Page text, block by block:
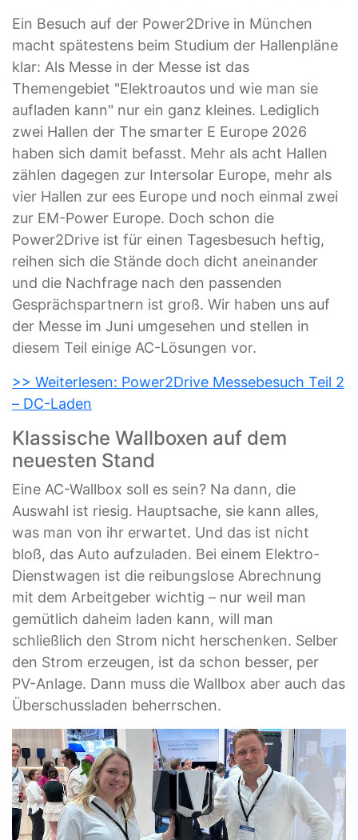
Ein Besuch auf der Power2Drive in München
macht spätestens beim Studium der Hallenpläne
klar: Als Messe in der Messe ist das
Themengebiet "Elektroautos und wie man sie
aufladen kann" nur ein ganz kleines. Lediglich
zwei Hallen der The smarter E Europe 2026
haben sich damit befasst. Mehr als acht Hallen
zählen dagegen zur Intersolar Europe, mehr als
vier Hallen zur ees Europe und noch einmal zwei
zur EM-Power Europe. Doch schon die
Power2Drive ist für einen Tagesbesuch heftig,
reihen sich die Stände doch dicht aneinander
und die Nachfrage nach den passenden
Gesprächspartnern ist groß. Wir haben uns auf
der Messe im Juni umgesehen und stellen in
diesem Teil einige AC-Lösungen vor.
>> Weiterlesen: Power2Drive Messebesuch Teil 2
– DC-Laden
Klassische Wallboxen auf dem
neuesten Stand
Eine AC-Wallbox soll es sein? Na dann, die
Auswahl ist riesig. Hauptsache, sie kann alles,
was man von ihr erwartet. Und das ist nicht
bloß, das Auto aufzuladen. Bei einem Elektro-
Dienstwagen ist die reibungslose Abrechnung
mit dem Arbeitgeber wichtig – nur weil man
gemütlich daheim laden kann, will man
schließlich den Strom nicht herschenken. Selber
den Strom erzeugen, ist da schon besser, per
PV-Anlage. Dann muss die Wallbox aber auch das
Überschussladen beherrschen.